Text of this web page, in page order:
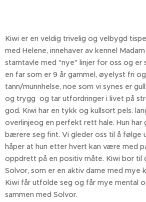
Kiwi er en veldig trivelig og velbygd
med Helene, innehaver av kennel
stamtavle med "nye" linjer for oss og er
en far som er 9 år gammel, øyelyst fri
tann/munnhelse, noe som vi synes er
og trygg og tar utfordringer i livet på
god. Kiwi har en tykk og kullsort pels.
overlinjeog en perfekt rett hale. Hun har
bærere seg fint. Vi gleder oss til å følge
håper at hun etter hvert kan være med
oppdrett på en positiv måte. Kiwi bor til
Solvor, som er en aktiv dame med mye
Kiwi får utfolde seg og får mye mental
sammen med Solvor.